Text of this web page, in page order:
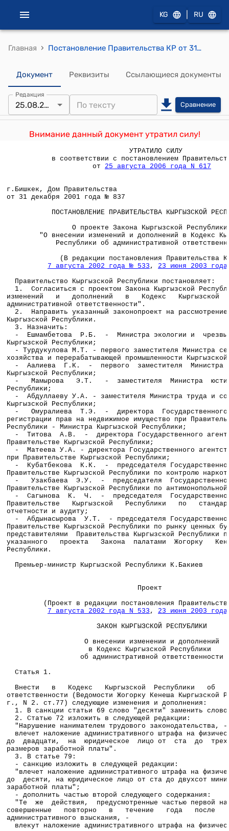
KG RU
Главная › Постановление Правительства КР от 31 декабря 2001 года №837 " О проекте Закона Кыргызской Республики "О внесении изменений и дополнений в Кодекс Кыргызской Республики об административной ответственности""
Документ Реквизиты Ссылающиеся документы
Редакция
25.08.2006 Сравнение
Внимание данный документ утратил силу!